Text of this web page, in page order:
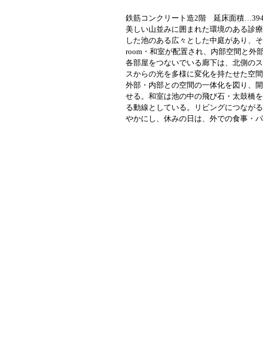
鉄筋コンクリート造2階 延床面積
美しい山並みに囲まれた環境のある診
した池のある広々とした中庭があり、
room・和室が配置され、内部空間と外
各部屋をつないでいる廊下は、北側の
スからの光を多様に変化を持たせた空
外部・内部との空間の一体化を図り、
せる。和室は池の中の飛び石・太鼓橋
る動線としている。リビングにつなが
やかにし、休みの日は、外での食事・